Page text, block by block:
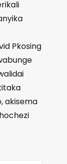
Pkosing
akisema